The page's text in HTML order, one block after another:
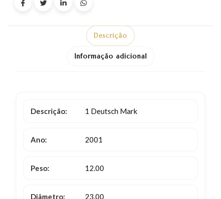
Descrição
Informação adicional
Descrição: 1 Deutsch Mark
Ano: 2001
Peso: 12.00
Diâmetro: 23.00